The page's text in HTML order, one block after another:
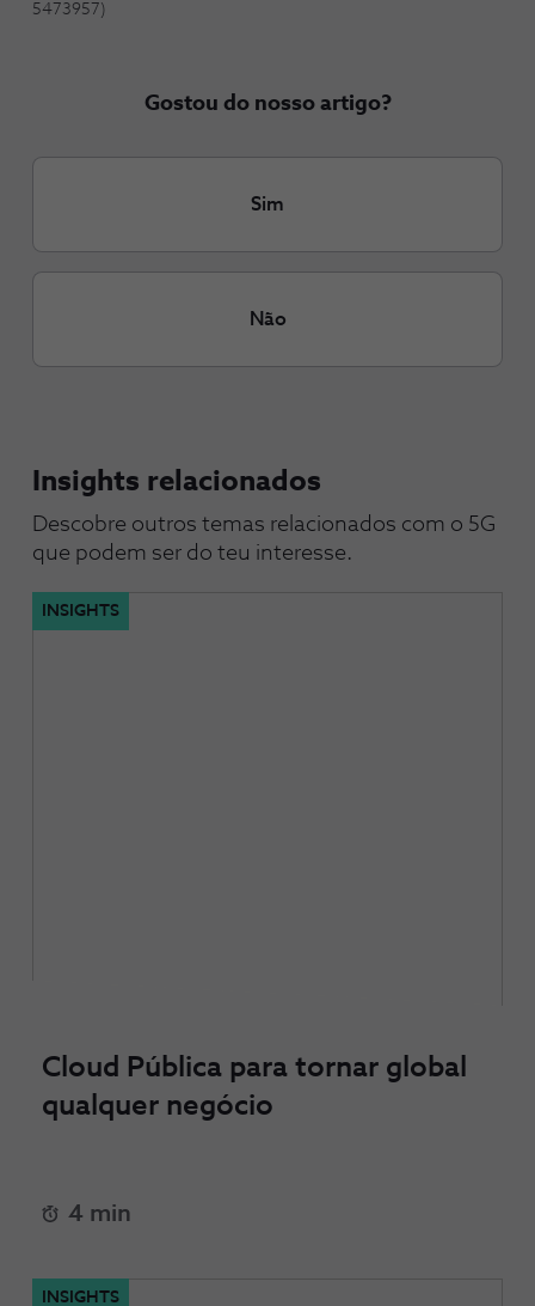
5473957)
Gostou do nosso artigo?
Sim
Não
Insights relacionados
Descobre outros temas relacionados com o 5G
que podem ser do teu interesse.
INSIGHTS
Cloud Pública para tornar global
qualquer negócio
4 min
INSIGHTS